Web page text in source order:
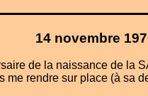
14 novembre
de la naissance de la
me rendre sur place (à sa